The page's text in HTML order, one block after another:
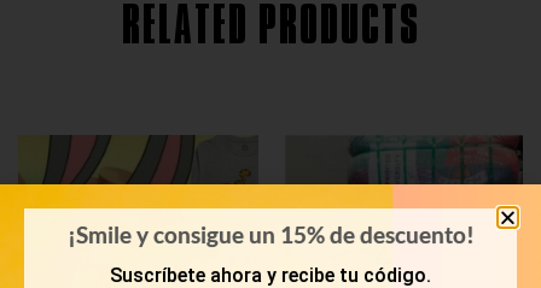
RELATED PRODUCTS
¡Smile y consigue un 15% de descuento!
Suscríbete ahora y recibe tu código.